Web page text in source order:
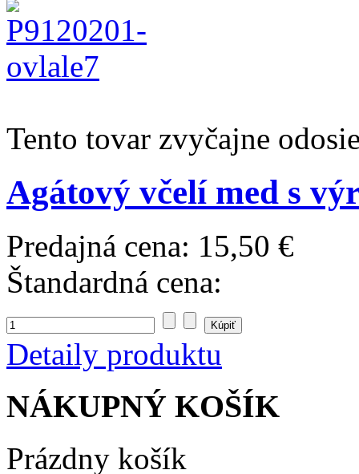
Tento tovar zvyčajne
Agátový včelí med s
Predajná cena: 15,50 €
Štandardná cena:
Detaily produktu
NÁKUPNÝ KOŠÍK
Prázdny košík